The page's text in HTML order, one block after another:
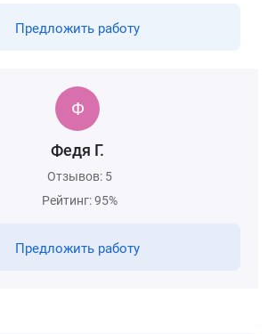
Предложить работу
Федя Г.
Отзывов: 5
Рейтинг: 95%
Предложить работу